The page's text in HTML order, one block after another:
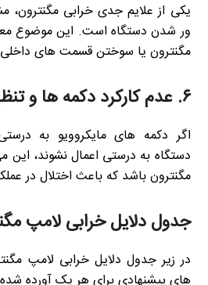
یکی از علایم جدی خرابی مگنترون،
ور شدن دستگاه است. این موضوع
مگنترون یا سوختن قسمت های
۶. عدم کارکرد دکمه ها و
اگر دکمه های مایکروویو به
دستگاه به درستی اعمال نشوند، این
مگنترون باشد که باعث اختلال در
جدول دلایل خرابی لامپ
در زیر جدول دلایل خرابی لامپ